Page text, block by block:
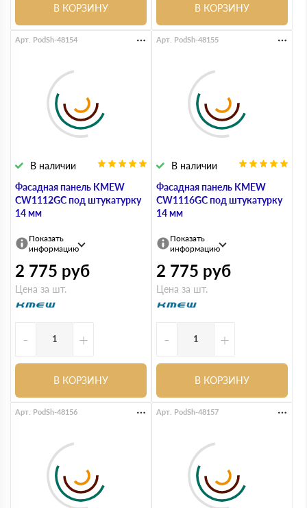
В КОРЗИНУ В КОРЗИНУ
Фасадная панель KMEW
CW1112GC под штукатурку
14 мм
В наличии
Арт. PodSh-48154
Показать
информацию
2 775 руб
Цена за шт.
- +
В КОРЗИНУ
Фасадная панель KMEW
CW1116GC под штукатурку
14 мм
В наличии
Арт. PodSh-48155
Показать
информацию
2 775 руб
Цена за шт.
- +
В КОРЗИНУ
Арт. PodSh-48156 Арт. PodSh-48157